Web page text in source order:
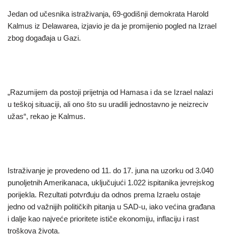
Jedan od učesnika istraživanja, 69-godišnji demokrata Harold
Kalmus iz Delawarea, izjavio je da je promijenio pogled na Izrael
zbog događaja u Gazi.
„Razumijem da postoji prijetnja od Hamasa i da se Izrael nalazi
u teškoj situaciji, ali ono što su uradili jednostavno je neizreciv
užas“, rekao je Kalmus.
Istraživanje je provedeno od 11. do 17. juna na uzorku od 3.040
punoljetnih Amerikanaca, uključujući 1.022 ispitanika jevrejskog
porijekla. Rezultati potvrđuju da odnos prema Izraelu ostaje
jedno od važnijih političkih pitanja u SAD-u, iako većina građana
i dalje kao najveće prioritete ističe ekonomiju, inflaciju i rast
troškova života.